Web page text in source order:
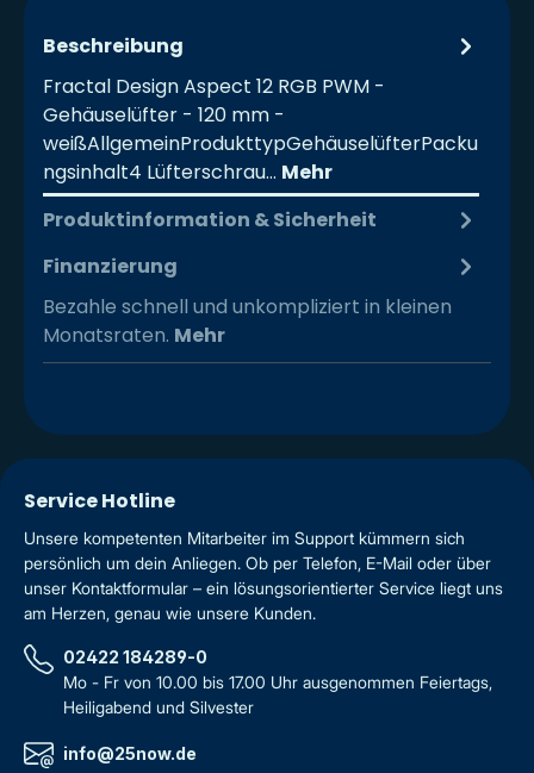
Beschreibung
Fractal Design Aspect 12 RGB PWM -
Gehäuselüfter - 120 mm -
weißAllgemeinProdukttypGehäuselüfterPacku
ngsinhalt4 Lüfterschrau… Mehr
Produktinformation & Sicherheit
Finanzierung
Bezahle schnell und unkompliziert in kleinen
Monatsraten. Mehr
Service Hotline
Unsere kompetenten Mitarbeiter im Support kümmern sich
persönlich um dein Anliegen. Ob per Telefon, E-Mail oder über
unser Kontaktformular – ein lösungsorientierter Service liegt uns
am Herzen, genau wie unsere Kunden.
02422 184289-0
Mo - Fr von 10.00 bis 17.00 Uhr ausgenommen Feiertags,
Heiligabend und Silvester
info@25now.de